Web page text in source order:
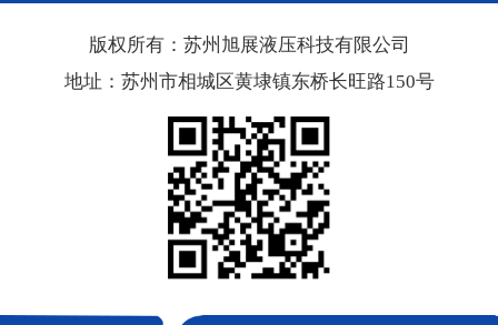
版权所有：苏州旭展液压科技有限公司
地址：苏州市相城区黄埭镇东桥长旺路150号